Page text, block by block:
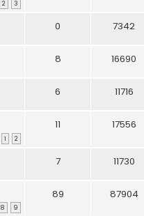
2 3
0 7342
8 16690
6 11716
1 2
11 17556
7 11730
8 9
89 87904